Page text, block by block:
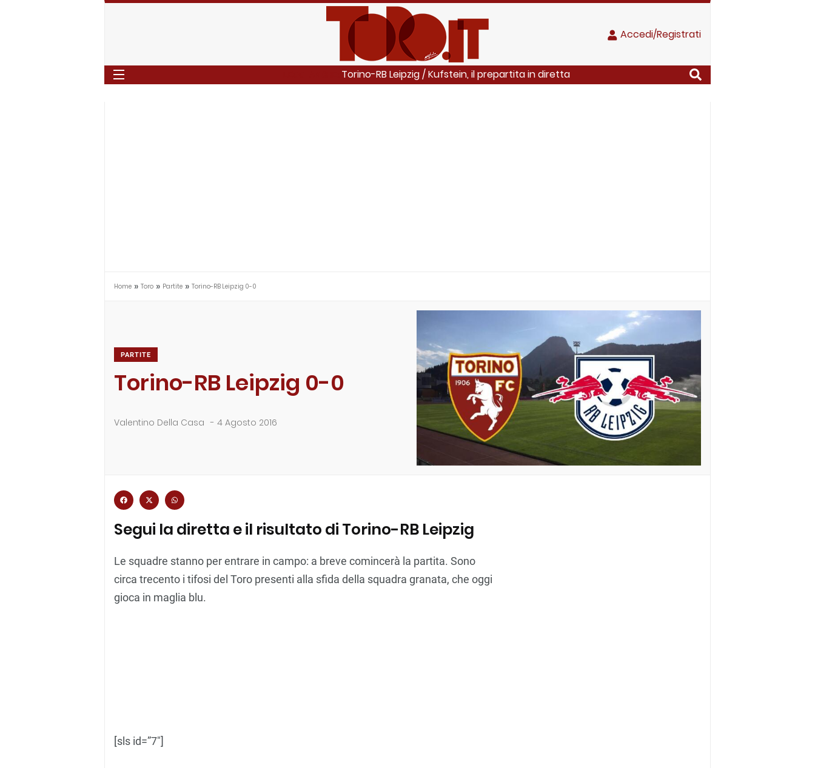
Accedi/Registrati
Torino-RB Leipzig / Kufstein, il prepartita in diretta
Home » Toro » Partite » Torino-RB Leipzig 0-0
PARTITE
Torino-RB Leipzig 0-0
Valentino Della Casa - 4 Agosto 2016
Segui la diretta e il risultato di Torino-RB Leipzig
Le squadre stanno per entrare in campo: a breve comincerà la partita. Sono
circa trecento i tifosi del Toro presenti alla sfida della squadra granata, che oggi
gioca in maglia blu.
[sls id=”7″]